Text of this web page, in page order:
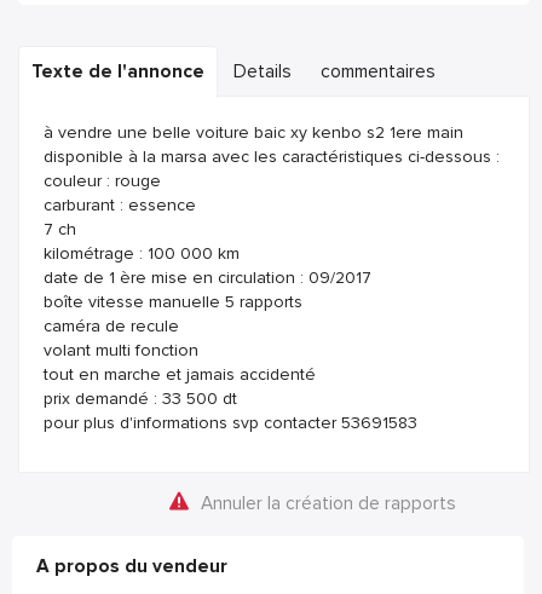
Texte de l'annonce Details commentaires
à vendre une belle voiture baic xy kenbo s2 1ere main
disponible à la marsa avec les caractéristiques ci-dessous :
couleur : rouge
carburant : essence
7 ch
kilométrage : 100 000 km
date de 1 ère mise en circulation : 09/2017
boîte vitesse manuelle 5 rapports
caméra de recule
volant multi fonction
tout en marche et jamais accidenté
prix demandé : 33 500 dt
pour plus d'informations svp contacter 53691583
Annuler la création de rapports
A propos du vendeur